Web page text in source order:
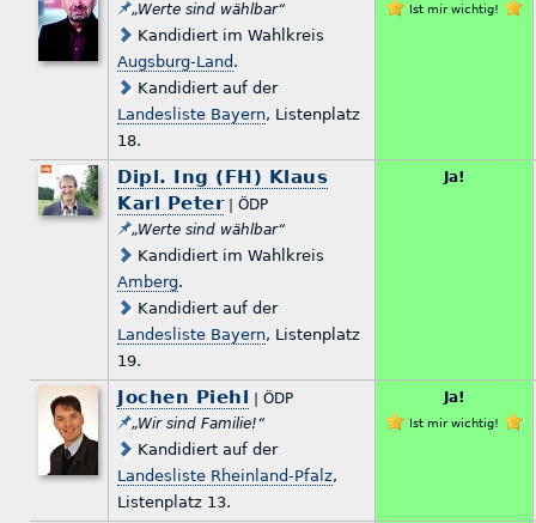
„Werte sind wählbar“
Kandidiert im Wahlkreis
Augsburg-Land .
Kandidiert auf der
Landesliste Bayern, Listenplatz
18.
Ist mir wichtig!
Dipl. Ing (FH) Klaus
Karl Peter| ÖDP
„Werte sind wählbar“
Kandidiert im Wahlkreis
Amberg.
Kandidiert auf der
Landesliste Bayern, Listenplatz
19.
Ja!
Jochen Piehl
| ÖDP
„Wir sind Familie!“
Kandidiert auf der
Landesliste Rheinland-Pfalz,
Listenplatz 13.
Ja!
Ist mir wichtig!